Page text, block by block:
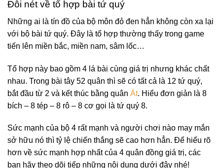
Đôi nét về tổ hợp bài tứ quý
Những ai là tín đồ của bộ môn đỏ đen hẳn không còn xa lại
với bộ bài tứ quý. Đây là tổ hợp thường thấy trong game
tiến lên miền bắc, miền nam, sâm lốc…
Tổ hợp này bao gồm 4 lá bài cùng giá trị nhưng khác chất
nhau. Trong bài tây 52 quân thì sẽ có tất cả là 12 tứ quý,
bắt đầu từ 2 và kết thúc bằng quân Át. Hiểu đơn giản là 8
bích – 8 tép – 8 rô – 8 cơ gọi là tứ quý 8.
Sức mạnh của bộ 4 rất mạnh và người chơi nào may mắn
sở hữu nó thì tỷ lệ chiến thắng sẽ cao hơn hẳn. Để hiểu rõ
hơn về sức mạnh hợp nhất của 4 quân đồng giá trị, các
bạn hãy theo dõi tiếp những nội dung dưới đây nhé!